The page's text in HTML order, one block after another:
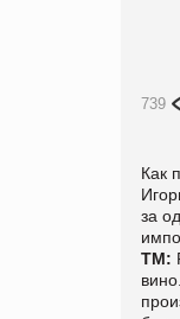
739
Как
за
ТМ: